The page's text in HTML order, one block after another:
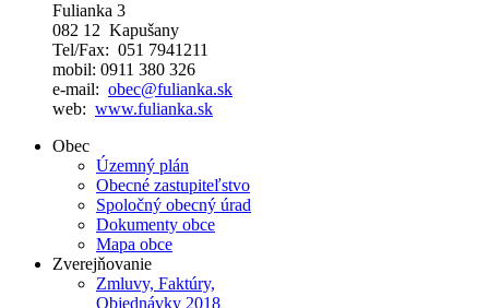
Fulianka 3
082 12 Kapušany
Tel/Fax: 051 7941211
mobil: 0911 380 326
e-mail: obec@fulianka.sk
web: www.fulianka.sk
Obec
Územný plán
Obecné zastupiteľstvo
Spoločný obecný úrad
Dokumenty obce
Mapa obce
Zverejňovanie
Zmluvy, Faktúry,
Objednávky 2018